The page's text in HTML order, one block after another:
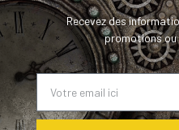
Recevez des
promotions ou